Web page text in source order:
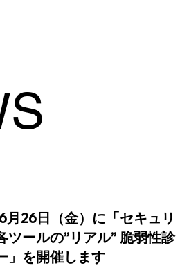
月26日（金）に「セキュリ
ツールの”リアル” 脆弱性診
」を開催します